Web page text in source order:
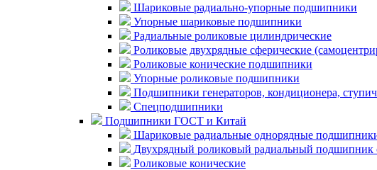
Шариковые радиально-упорные подшипники
Упорные шариковые подшипники
Радиальные роликовые цилиндрические
Роликовые двухрядные сферические
Роликовые конические подшипники
Упорные роликовые подшипники
Подшипники генераторов, кондиционера,
Спецподшипники
Подшипники ГОСТ и Китай
Шариковые радиальные однорядные
Двухрядный роликовый радиальный
Роликовые конические